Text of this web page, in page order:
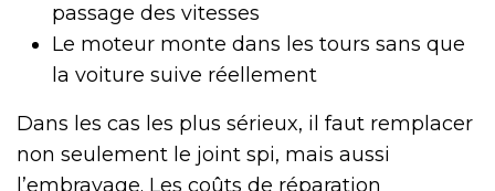
passage des vitesses
Le moteur monte dans les tours sans que
la voiture suive réellement
Dans les cas les plus sérieux, il faut remplacer
non seulement le joint spi, mais aussi
l’embrayage. Les coûts de réparation